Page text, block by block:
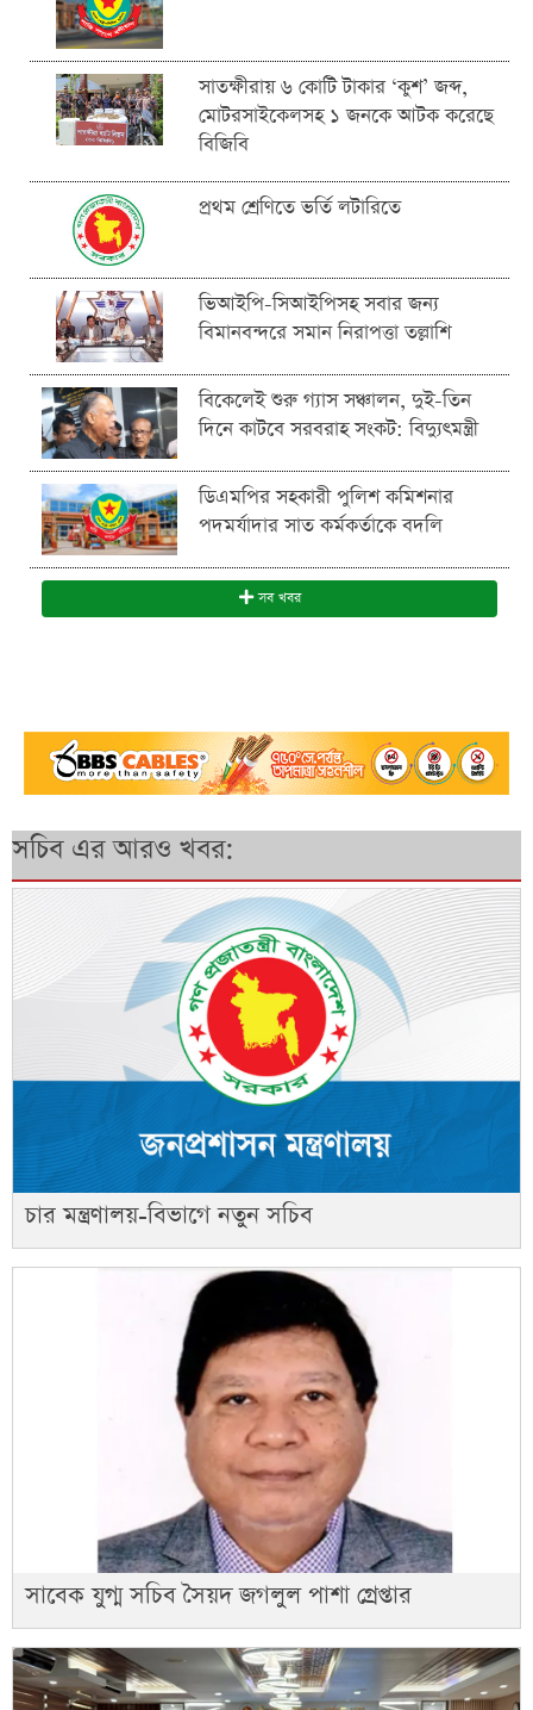
সাতক্ষীরায় ৬ কোটি টাকার ‘কুশ’ জব্দ,
মোটরসাইকেলসহ ১ জনকে আটক করেছে
বিজিবি
প্রথম শ্রেণিতে ভর্তি লটারিতে
ভিআইপি-সিআইপিসহ সবার জন্য
বিমানবন্দরে সমান নিরাপত্তা তল্লাশি
বিকেলেই শুরু গ্যাস সঞ্চালন, দুই-তিন
দিনে কাটবে সরবরাহ সংকট: বিদ্যুৎমন্ত্রী
ডিএমপির সহকারী পুলিশ কমিশনার
পদমর্যাদার সাত কর্মকর্তাকে বদলি
সব খবর
সচিব এর আরও খবর:
চার মন্ত্রণালয়-বিভাগে নতুন সচিব
সাবেক যুগ্ম সচিব সৈয়দ জগলুল পাশা গ্রেপ্তার